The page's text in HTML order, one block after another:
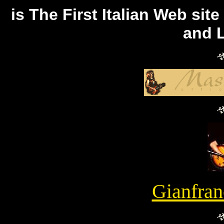
is The First Italian Web
and